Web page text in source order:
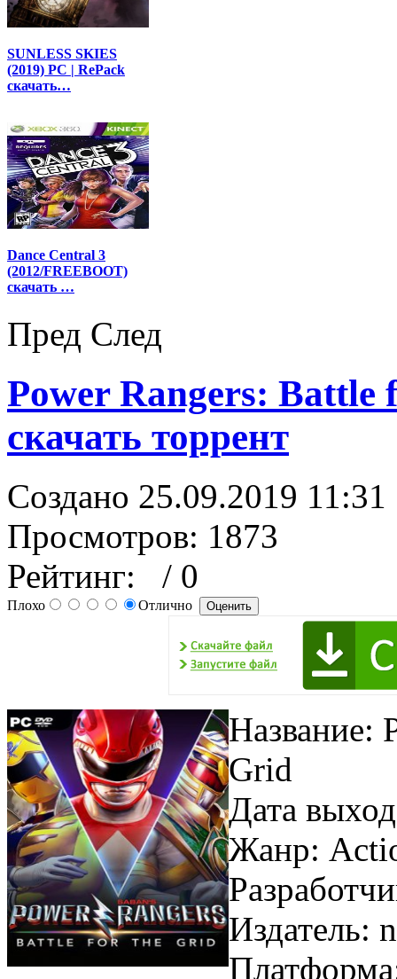
SUNLESS SKIES
(2019) PC | RePack
скачать…
Dance Central 3
(2012/FREEBOOT)
скачать …
Пред След
Power Rangers: Battle
скачать торрент
Создано 25.09.2019 11:31
Просмотров: 1873
Рейтинг:
/ 0
Плохо Отлично
Название:
Grid
Дата
Жанр:
Издатель: